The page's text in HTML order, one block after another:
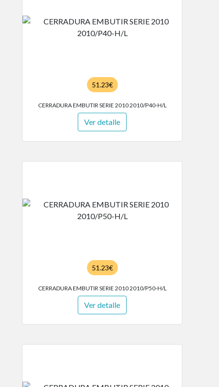
51.23€
CERRADURA EMBUTIR SERIE 2010 2010/P40-H/L
Ver detalle
51.23€
CERRADURA EMBUTIR SERIE 2010 2010/P50-H/L
Ver detalle